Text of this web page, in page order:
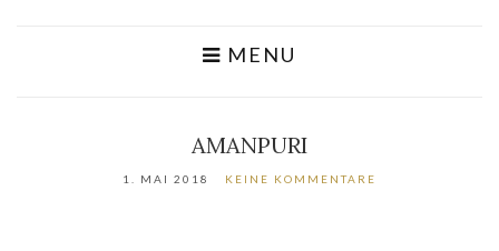
MENU
AMANPURI
1. MAI 2018 KEINE KOMMENTARE